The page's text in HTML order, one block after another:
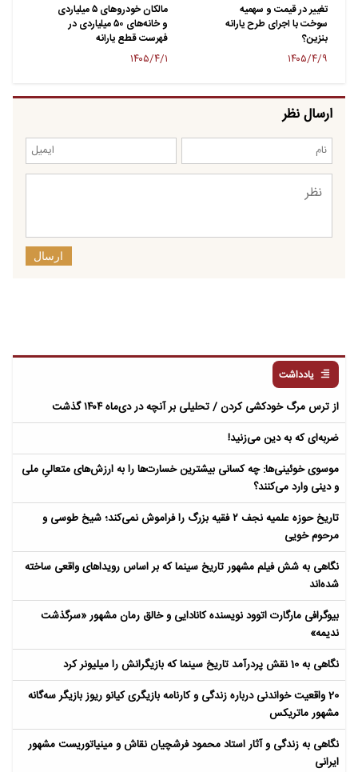
تغییر در قیمت و سهمیه
سوخت با اجرای طرح یارانه
بنزین؟​
۱۴۰۵/۴/۹
مالکان خودروهای ۵ میلیاردی
و خانه‌های ۵۰ میلیاردی در
فهرست قطع یارانه
۱۴۰۵/۴/۱
ارسال نظر
ارسال
یادداشت
از ترس مرگ خودکشی کردن / تحلیلی بر آنچه در دی‌ماه ۱۴۰۴ گذشت
ضربه‌ای که به دین می‌زنید!
موسوی خوئینی‌ها: چه کسانی بیشترین خسارت‌ها را به ارزش‌های متعالیِ ملی
و دینی وارد می‌کنند؟
تاریخ حوزه علمیه نجف ۲ فقیه بزرگ را فراموش نمی‌کند؛ شیخ طوسی و
مرحوم خویی
نگاهی به شش فیلم مشهور تاریخ سینما که بر اساس رویداهای واقعی ساخته
شده‌اند
بیوگرافی مارگارت اتوود نویسنده کانادایی و خالق رمان مشهور «سرگذشت
ندیمه»
نگاهی به 10 نقش پردرآمد تاریخ سینما که بازیگرانش را میلیونر کرد
20 واقعیت خواندنی درباره زندگی و کارنامه بازیگری کیانو ریوز بازیگر سه‌گانه
مشهور ماتریکس
نگاهی به زندگی و آثار استاد محمود فرشچیان نقاش و مینیاتوریست مشهور
ایرانی